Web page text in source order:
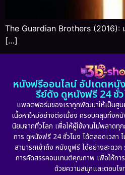
The Guardian Brothers (2016):
[…]
หนังฟรีออนไลน์ อัปเดตหนั
รีย์ดัง ดูหนังฟรี 24 ชั่
แพลตฟอร์มของเราถูกพัฒนาให้เป็นศู
เนื้อหาใหม่อย่างต่อเนื่อง ครอบคลุมทั้งห
นิยมจากทั่วโลก เพื่อให้ผู้ใช้งานไม่พลาด
การ ดูหนังฟรี 24 ชั่วโมง ได้ตลอดเวลา
สามารถเข้าถึง หนังดูฟรี ได้อย่างสะดว
การคัดสรรคอนเทนต์คุณภาพ เพื่อให้กา
ด้วยความสนุกและตอบโจ